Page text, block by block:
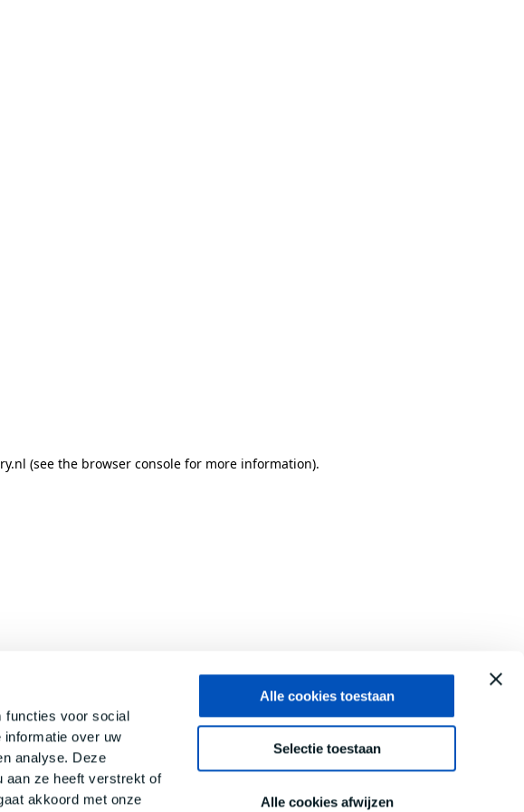
functies voor social
over uw
analyse. Deze
aan ze heeft verstrekt of
akkoord met onze
Alle cookies toestaan
Selectie toestaan
Alle cookies afwijzen
(see the browser consolefor more information).